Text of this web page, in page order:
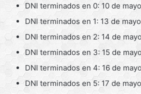
DNI terminados en 0: 10 de mayo
DNI terminados en 1: 13 de mayo
DNI terminados en 2: 14 de
DNI terminados en 3: 15 de
DNI terminados en 4: 16 de
DNI terminados en 5: 17 de mayo